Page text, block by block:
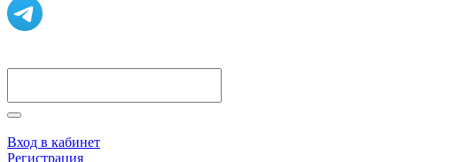
Вход в кабинет
Регистрация